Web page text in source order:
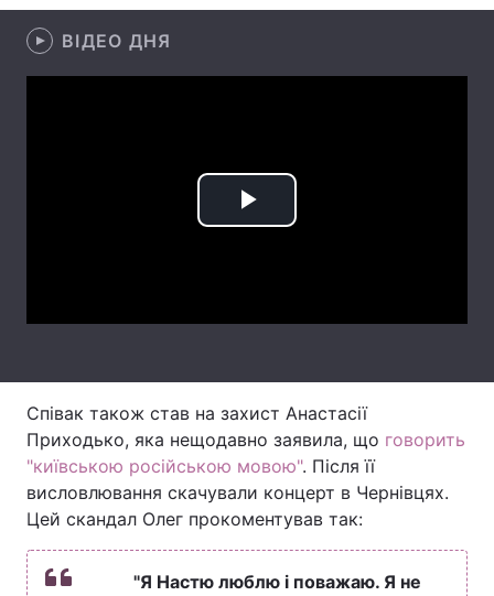
Лонгріди
Тема оформлення
ВІДЕО ДНЯ
Play
Співак також став на захист Анастасії
Приходько, яка нещодавно заявила, що говорить
"київською російською мовою". Після її
висловлювання скачували концерт в Чернівцях.
Цей скандал Олег прокоментував так:
"Я Настю люблю і поважаю. Я не